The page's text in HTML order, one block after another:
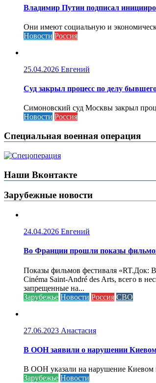
Владимир Путин подписал
Они имеют социальную и
Новости Россия
25.04.2026 Евгений
Cуд закрыл процесс по делу
Симоновский суд Москвы закрыл
Новости Россия
Специальная военная операция
Наши Вконтакте
Зарубежные новости
24.04.2026 Евгений
Во Франции прошли показы
Показы фильмов фестиваля «RT.Док:
Cinéma Saint-André des Arts, всего в
запрещенные на...
Зарубежье Новости Россия СВО
27.06.2023 Анастасия
В ООН заявили о нарушении Киевом
В ООН указали на нарушение Киевом
Зарубежье Новости